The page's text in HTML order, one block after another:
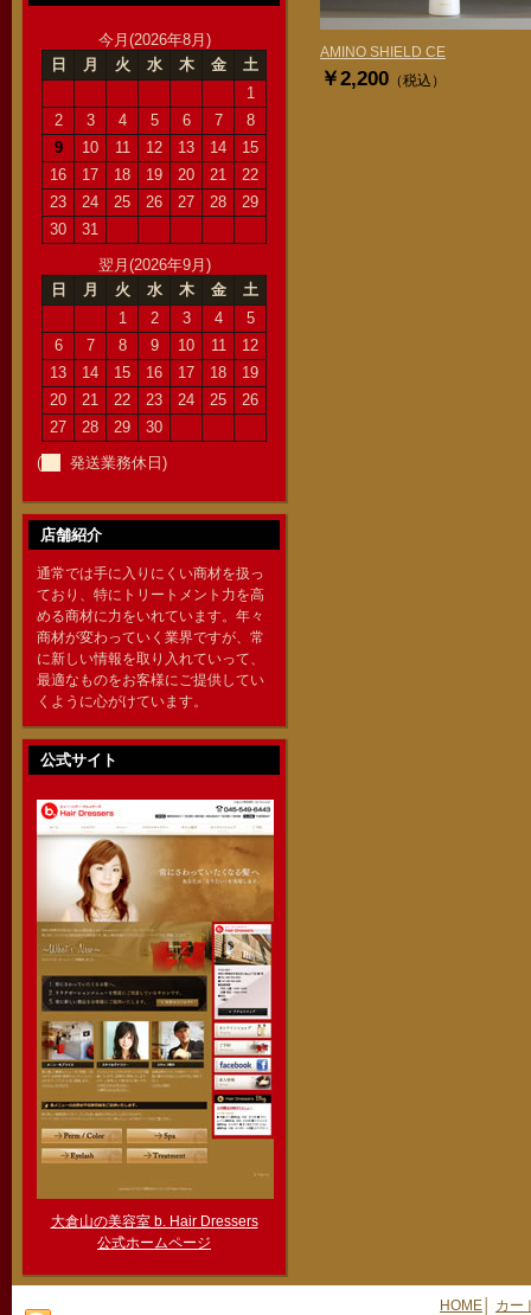
今月(2026年8月)
日
月 火 水 木 金
土
1
2
3 4 5 6 7
8
9
10 11 12 13 14
15
16
17 18 19 20 21
22
23
24 25 26 27 28
29
30
31
翌月(2026年9月)
日
月 火 水 木 金
土
1
2 3 4
5
6
7 8 9 10 11
12
13
14 15 16 17 18
19
20
21 22 23 24 25
26
27
28 29
30
(
発送業務休日)
店舗紹介
通常では手に入りにくい商材を扱っ
ており、特にトリートメント力を高
める商材に力をいれています。年々
商材が変わっていく業界ですが、常
に新しい情報を取り入れていって、
最適なものをお客様にご提供してい
くように心がけています。
公式サイト
大倉山の美容室 b. Hair Dressers
公式ホームページ
AMINO SHIELD CE
￥2,200 （税込）
HOME カー